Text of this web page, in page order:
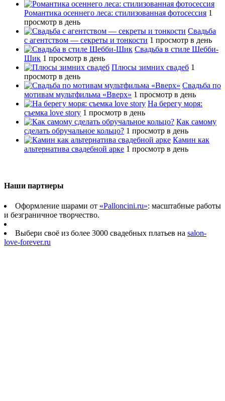
Романтика осеннего леса: стилизованная фотосессия 1
просмотр в день
Свадьба
с агентством — секреты и тонкости 1 просмотр в день
Свадьба в стиле Шебби-
Шик 1 просмотр в день
Плюсы зимних свадеб 1
просмотр в день
Свадьба по
мотивам мультфильма «Вверх» 1 просмотр в день
На берегу моря:
съемка love story 1 просмотр в день
Как самому
сделать обручальное кольцо? 1 просмотр в день
Камин как
альтернатива свадебной арке 1 просмотр в день
Наши партнеры
Оформление шарами от «Palloncini.ru»: масштабные работы
и безграничное творчество.
Выбери своё из более 3000 свадебных платьев на salon-
love-forever.ru